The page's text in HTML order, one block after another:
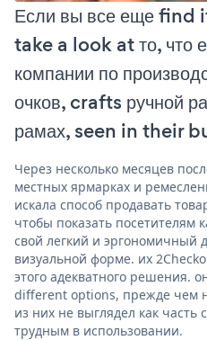
Если вы все еще
take a look at то, что
компании по
очков, crafts ручной
рамах, seen in their
Через несколько месяцев
местных ярмарках и
искала способ продавать
чтобы показать посетителям
свой легкий и эргономичный
визуальной форме. их
этого адекватного решения.
different options, прежде чем
из них не выглядел как
трудным в использовании.